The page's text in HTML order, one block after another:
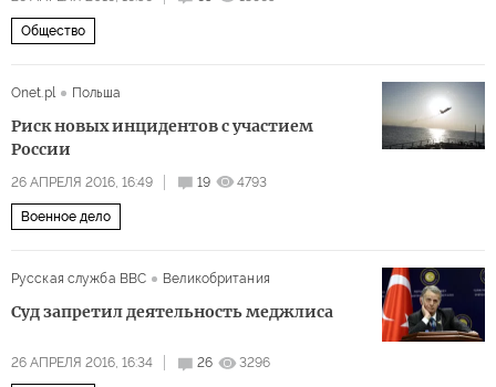
Общество
Onet.pl Польша
Риск новых инцидентов с участием
России
26 АПРЕЛЯ 2016, 16:49 19 4793
Военное дело
Русская служба BBC Великобритания
Суд запретил деятельность меджлиса
26 АПРЕЛЯ 2016, 16:34 26 3296